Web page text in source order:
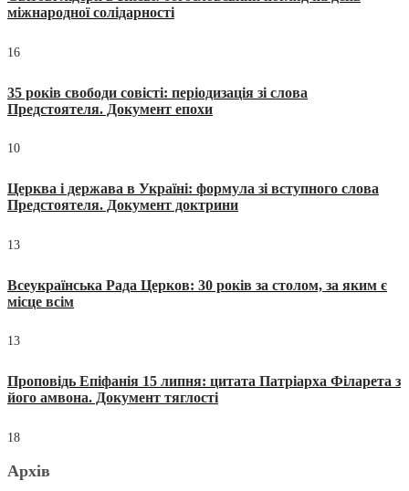
міжнародної солідарності
16
35 років свободи совісті: періодизація зі слова
Предстоятеля. Документ епохи
10
Церква і держава в Україні: формула зі вступного слова
Предстоятеля. Документ доктрини
13
Всеукраїнська Рада Церков: 30 років за столом, за яким є
місце всім
13
Проповідь Епіфанія 15 липня: цитата Патріарха Філарета з
його амвона. Документ тяглості
18
Архів